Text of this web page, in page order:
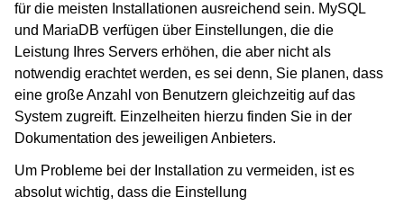
für die meisten Installationen ausreichend sein. MySQL
und MariaDB verfügen über Einstellungen, die die
Leistung Ihres Servers erhöhen, die aber nicht als
notwendig erachtet werden, es sei denn, Sie planen, dass
eine große Anzahl von Benutzern gleichzeitig auf das
System zugreift. Einzelheiten hierzu finden Sie in der
Dokumentation des jeweiligen Anbieters.
Um Probleme bei der Installation zu vermeiden, ist es
absolut wichtig, dass die Einstellung